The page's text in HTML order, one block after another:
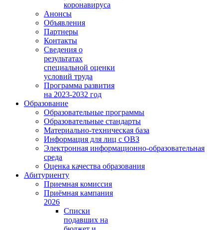
коронавируса
Анонсы
Объявления
Партнеры
Контакты
Сведения о
результатах
специальной оценки
условий труда
Программа развития
на 2023-2032 год
Образование
Образовательные программы
Образовательные стандарты
Материально-техническая база
Информация для лиц с ОВЗ
Электронная информационно-образовательная
среда
Оценка качества образования
Абитуриенту
Приемная комиссия
Приёмная кампания
2026
Списки
подавших на